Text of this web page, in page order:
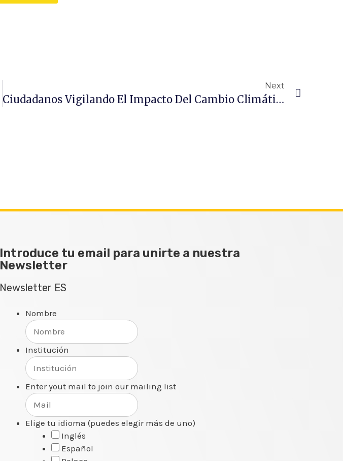
Next
Ciudadanos Vigilando El Impacto Del Cambio Climático Observando A Los Mamíferos
Introduce tu email para unirte a nuestra
Newsletter
Newsletter ES
Nombre
Institución
Enter yout mail to join our mailing list
Elige tu idioma (puedes elegir más de uno)
Inglés
Español